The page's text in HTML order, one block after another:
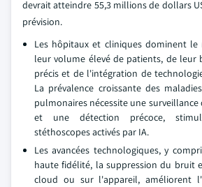
devrait atteindre 55,3 millions de dollars
prévision.
Les hôpitaux et cliniques dominent le
leur volume élevé de patients, de leur
précis et de l'intégration de
La prévalence croissante des
pulmonaires nécessite une
et une détection précoce,
stéthoscopes activés par IA.
Les avancées technologiques, y
haute fidélité, la suppression du bruit
cloud ou sur l'appareil, améliorent